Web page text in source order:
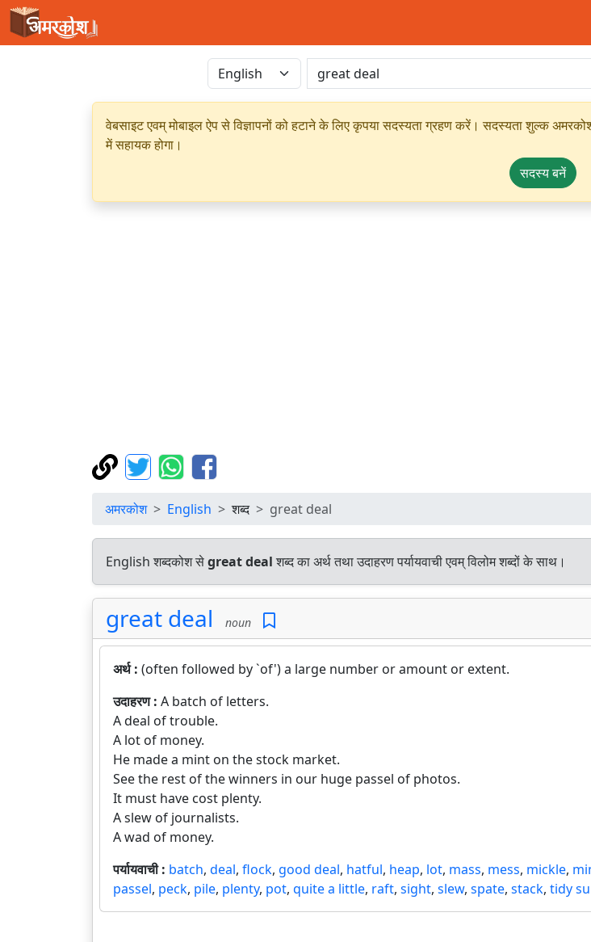
वेबसाइट एवम् मोबाइल ऐप से विज्ञापनों को हटाने के लिए कृपया सदस्यता ग्रहण करें। सदस्यता शुल्क
में सहायक होगा।
सदस्य बनें
अमरकोश English शब्द great deal
English शब्दकोश सेgreat dealशब्द का अर्थ तथा उदाहरण पर्यायवाची एवम् विलोम शब्दों के साथ।
great deal noun
अर्थ : (often followed by `of') a large number or amount or extent.
उदाहरण : A batch of letters.
A deal of trouble.
A lot of money.
He made a mint on the stock market.
See the rest of the winners in our huge passel of photos.
It must have cost plenty.
A slew of journalists.
A wad of money.
पर्यायवाची : batch, deal, flock, good deal, hatful, heap, lot, mass, mess, mickle,
passel, peck, pile, plenty, pot, quite a little, raft, sight, slew, spate, stack, tidy